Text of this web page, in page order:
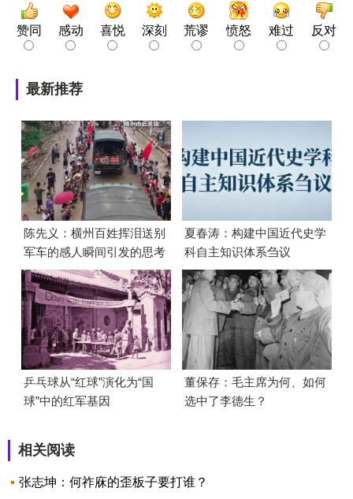
赞同 感动 喜悦 深刻 荒谬 愤怒 难过 反对
最新推荐
陈先义：横州百姓挥泪送别
军车的感人瞬间引发的思考
夏春涛：构建中国近代史学
科自主知识体系刍议
乒乓球从“红球”演化为“国
球”中的红军基因
董保存：毛主席为何、如何
选中了李德生？
相关阅读
张志坤：何祚庥的歪板子要打谁？